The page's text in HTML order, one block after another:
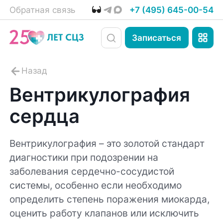
Обратная связь +7 (495) 645-00-54
Записаться
Вентрикулография
сердца
Вентрикулография – это золотой стандарт
диагностики при подозрении на
заболевания сердечно-сосудистой
системы, особенно если необходимо
определить степень поражения миокарда,
оценить работу клапанов или исключить